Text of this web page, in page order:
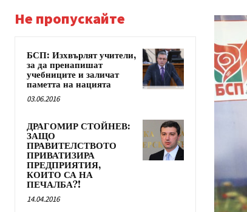
Не пропускайте
БСП: Изхвърлят учители,
за да пренапишат
учебниците и заличат
паметта на нацията
03.06.2016
ДРАГОМИР СТОЙНЕВ:
ЗАЩО
ПРАВИТЕЛСТВОТО
ПРИВАТИЗИРА
ПРЕДПРИЯТИЯ,
КОИТО СА НА
ПЕЧАЛБА?!
14.04.2016